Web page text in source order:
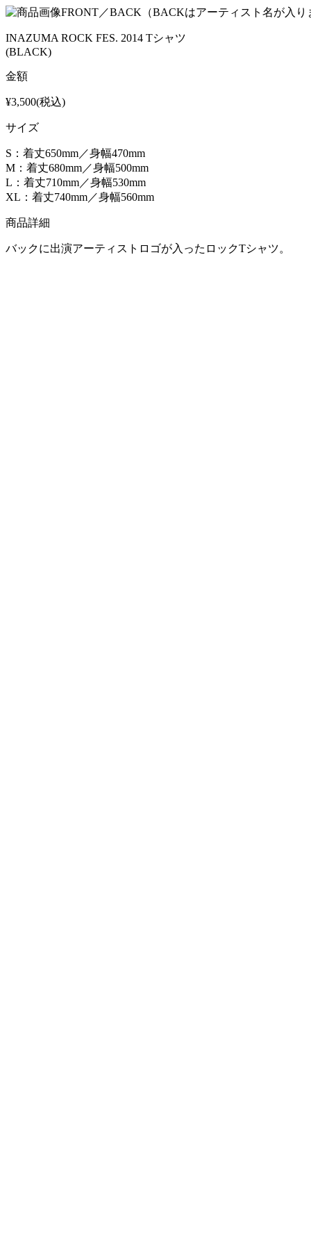
FRONT／BACK（BACKはアーティスト名が入り
INAZUMA ROCK FES. 2014 Tシャツ
(BLACK)
金額
¥3,500(税込)
サイズ
S：着丈650mm／身幅470mm
M：着丈680mm／身幅500mm
L：着丈710mm／身幅530mm
XL：着丈740mm／身幅560mm
商品詳細
バックに出演アーティストロゴが入ったロックTシャツ。